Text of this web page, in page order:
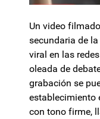
Un video
secundaria de
viral en las
oleada de
grabación se
establecimiento
con tono firme,